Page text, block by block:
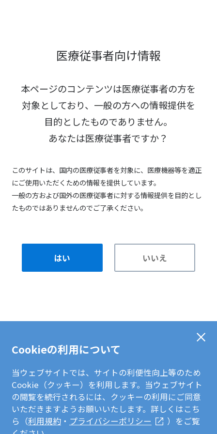
医療従事者向け情報
本ページのコンテンツは医療従事者の方を
対象としており、 一般の方への情報提供を
目的としたものでありません。
あなたは医療従事者ですか？
このサイトは、国内の医療従事者を対象に、医療機器等を適正
にご使用いただくための情報を提供しています。
一般の方および国外の医療従事者に対する情報提供を目的とし
たものではありませんのでご了承ください。
はい いいえ
Cookieの利用について
当ウェブサイトでは、サイトの利便性向上等のため
Cookie（クッキー）を利用します。当ウェブサイト
の閲覧を続行されるには、クッキーの利用にご同意
いただきますようお願いいたします。詳しくはこち
ら（利用規約・ プライバシーポリシー
）をご覧